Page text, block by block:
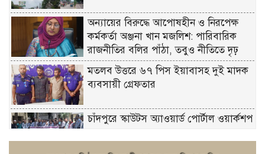
অন্যায়ের বিরুদ্ধে আপোষহীন ও নিরপেক্ষ
কর্মকর্তা অঞ্জনা খান মজলিশ: পারিবারিক
রাজনীতির বলির পাঁঠা, তবুও নীতিতে দৃঢ়
মতলব উত্তরে ৬৭ পিস ইয়াবাসহ দুই মাদক
ব্যবসায়ী গ্রেফতার
চাঁদপুরে স্কাউটস অ্যাওয়ার্ড পোর্টাল ওয়ার্কশপ